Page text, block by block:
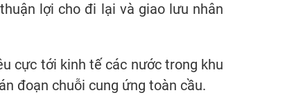
lợi cho đi lại và giao lưu nhân
cực tới kinh tế các nước trong khu
đoạn chuỗi cung ứng toàn cầu.